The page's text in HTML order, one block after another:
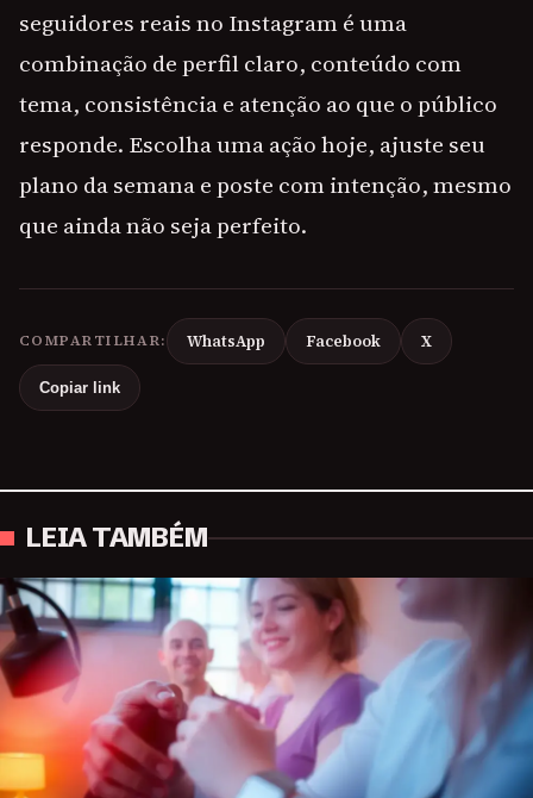
seguidores reais no Instagram é uma
combinação de perfil claro, conteúdo com
tema, consistência e atenção ao que o público
responde. Escolha uma ação hoje, ajuste seu
plano da semana e poste com intenção, mesmo
que ainda não seja perfeito.
COMPARTILHAR: WhatsApp Facebook X
Copiar link
LEIA TAMBÉM